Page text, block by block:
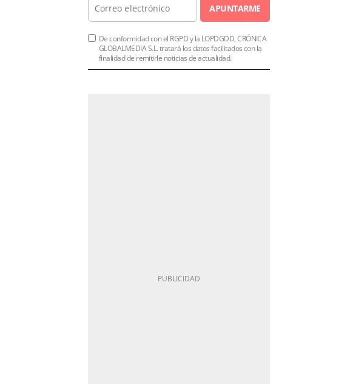
APUNTARME
De conformidad con el RGPD y la LOPDGDD, CRÓNICA
GLOBALMEDIA S.L. tratará los datos facilitados con la
finalidad de remitirle noticias de actualidad.